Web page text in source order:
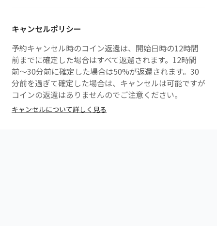
LINEメニュー左上のボタンより「ビジター利用＞ご来
オペレーターから通話リクエストをさせていただきます
ので通話をお繋ぎくださいませ
キャンセルポリシー
予約キャンセル時のコイン返還は、開始日時の12時間
前までに確定した場合はすべて返還されます。12時間
前〜30分前に確定した場合は50%が返還されます。30
分前を過ぎて確定した場合は、キャンセルは可能ですが
コインの返還はありませんのでご注意ください。
キャンセルについて詳しく見る